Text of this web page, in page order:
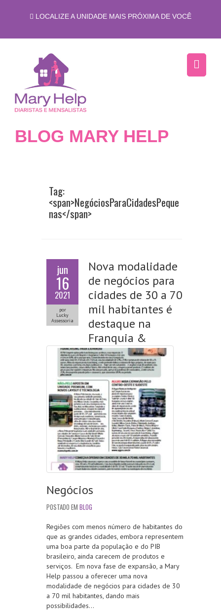
LOCALIZE A UNIDADE MAIS PRÓXIMA DE VOCÊ
BLOG MARY HELP
Tag:
<span>NegóciosParaCidadesPeque
nas</span>
jun
16
2021
por
Lucky
Assessoria
Nova modalidade
de negócios para
cidades de 30 a 70
mil habitantes é
destaque na
Franquia &
Negócios
POSTADO EM BLOG
Regiões com menos número de habitantes do
que as grandes cidades, embora representem
uma boa parte da população e do PIB
brasileiro, ainda carecem de produtos e
serviços. Em nova fase de expansão, a Mary
Help passou a oferecer uma nova
modalidade de negócios para cidades de 30
a 70 mil habitantes, dando mais
possibilidades…